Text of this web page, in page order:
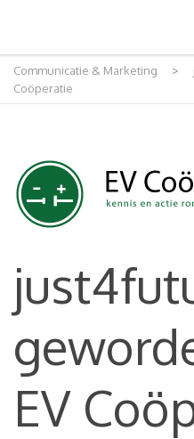
Communicatie & Marketing >
Coöperatie
EV